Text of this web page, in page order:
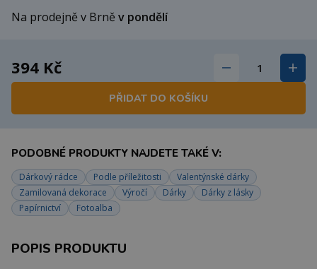
Na prodejně v Brně v pondělí
394 Kč
PŘIDAT DO KOŠÍKU
PODOBNÉ PRODUKTY NAJDETE TAKÉ V:
Dárkový rádce Podle příležitosti
Valentýnské dárky
Zamilovaná dekorace
Výročí Dárky
Dárky z lásky
Papírnictví
Fotoalba
POPIS PRODUKTU